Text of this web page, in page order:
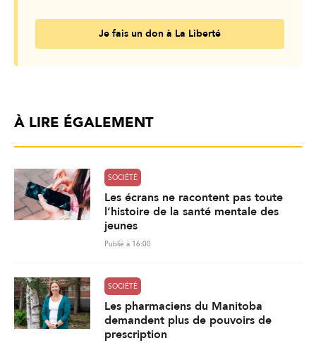
Je fais un don à La Liberté
À LIRE ÉGALEMENT
SOCIÉTÉ
Les écrans ne racontent pas toute
l’histoire de la santé mentale des
jeunes
Publié à 16:00
SOCIÉTÉ
Les pharmaciens du Manitoba
demandent plus de pouvoirs de
prescription